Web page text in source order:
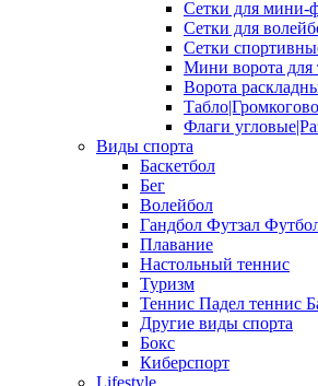
Сетки для мини-
Сетки для
Сетки
Мини ворота для
Ворота
Флаги
Виды спорта
Баскетбол
Бег
Волейбол
Гандбол Футзал
Плавание
Настольный теннис
Туризм
Теннис Падел теннис
Другие виды спорта
Бокс
Киберспорт
Lifestyle